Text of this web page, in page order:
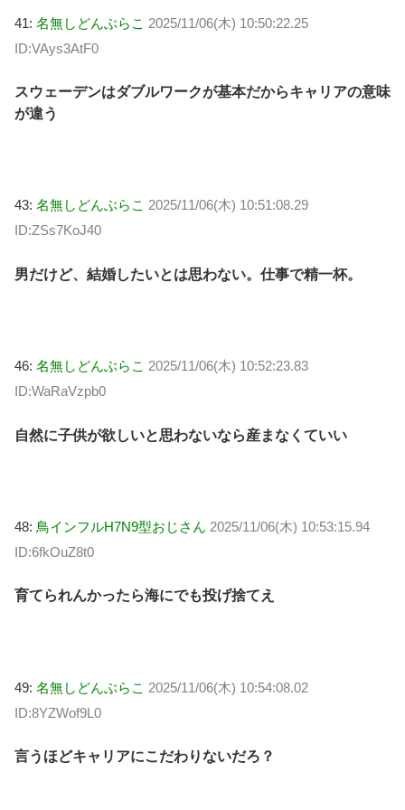
41: 名無しどんぶらこ 2025/11/06(木) 10:50:22.25
ID:VAys3AtF0
スウェーデンはダブルワークが基本だからキャリアの意味
が違う
43: 名無しどんぶらこ 2025/11/06(木) 10:51:08.29
ID:ZSs7KoJ40
男だけど、結婚したいとは思わない。仕事で精一杯。
46: 名無しどんぶらこ 2025/11/06(木) 10:52:23.83
ID:WaRaVzpb0
自然に子供が欲しいと思わないなら産まなくていい
48: 鳥インフルH7N9型おじさん 2025/11/06(木) 10:53:15.94
ID:6fkOuZ8t0
育てられんかったら海にでも投げ捨てえ
49: 名無しどんぶらこ 2025/11/06(木) 10:54:08.02
ID:8YZWof9L0
言うほどキャリアにこだわりないだろ？